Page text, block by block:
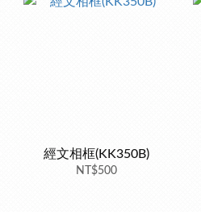
經文相框(KK350B)
NT$500